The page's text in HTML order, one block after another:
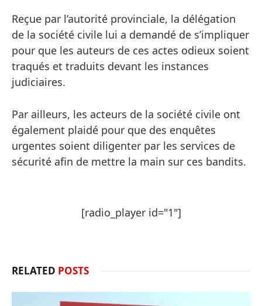
Reçue par l’autorité provinciale, la délégation
de la société civile lui a demandé de s’impliquer
pour que les auteurs de ces actes odieux soient
traqués et traduits devant les instances
judiciaires.
Par ailleurs, les acteurs de la société civile ont
également plaidé pour que des enquêtes
urgentes soient diligenter par les services de
sécurité afin de mettre la main sur ces bandits.
[radio_player id="1"]
RELATED POSTS